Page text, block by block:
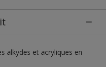
alkydes et acryliques en